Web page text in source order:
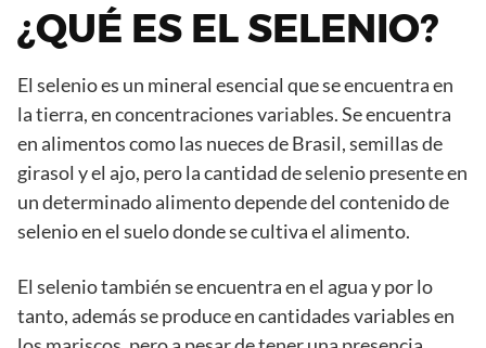
¿QUÉ ES EL SELENIO?
El selenio es un mineral esencial que se encuentra en
la tierra, en concentraciones variables. Se encuentra
en alimentos como las nueces de Brasil, semillas de
girasol y el ajo, pero la cantidad de selenio presente en
un determinado alimento depende del contenido de
selenio en el suelo donde se cultiva el alimento.
El selenio también se encuentra en el agua y por lo
tanto, además se produce en cantidades variables en